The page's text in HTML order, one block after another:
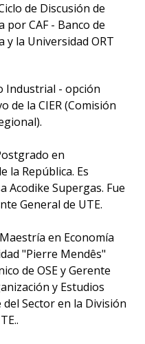
de Discusión de
por CAF - Banco de
y la Universidad ORT
Industrial - opción
de la CIER (Comisión
en
la República. Es
Acodike Supergas. Fue
General de UTE.
en Economía
"Pierre Mendês"
de OSE y Gerente
y Estudios
Sector en la División